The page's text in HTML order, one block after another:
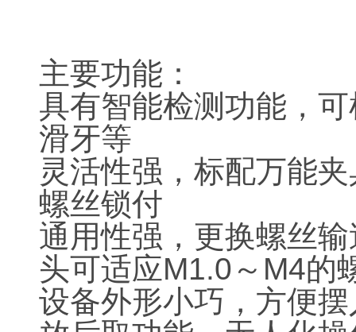
主要功能：
具有智能检测功能，
滑牙等
灵活性强，标配万能
螺丝锁付
通用性强，更换螺丝
头可适应M1.0～M4的
设备外形小巧，方便